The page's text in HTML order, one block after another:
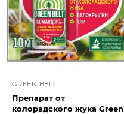
GREEN BELT
Препарат от
колорадского жука Green